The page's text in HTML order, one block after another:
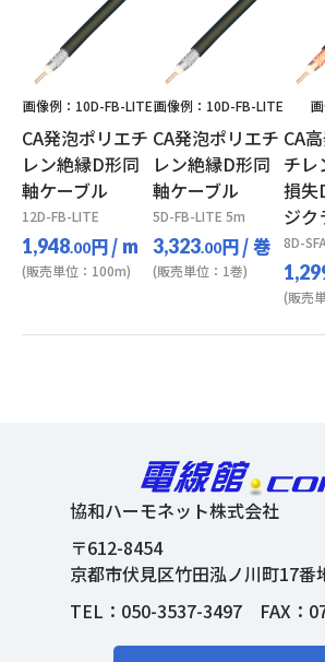
画像例：10D-FB-LITE
CA発泡ポリエチ
レン絶縁D形同
軸ケーブル
12D-FB-LITE
1,948.00円/ m
(販売単位：100m)
画像例：10D-FB-LITE
CA発泡ポリエチ
レン絶縁D形同
軸ケーブル
5D-FB-LITE 5m
3,323.00円/ 巻
(販売単位：1巻)
CA
チレ
損失
ジク
8D-
(販売
協和ハーモネット株式会社
〒612-8454
京都市伏見区竹田泓ノ川町17番
TEL： 050-3537-3497FAX：